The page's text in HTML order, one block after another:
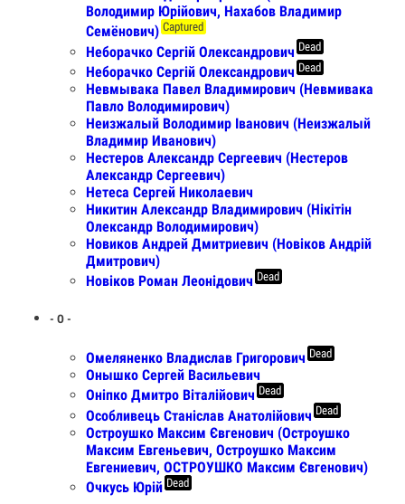
Володимир Юрійович, Нахабов Владимир
Семёнович) Captured
Неборачко Сергій Олександрович Dead
Неборачко Сергій Олександрович Dead
Невмывака Павел Владимирович (Невмивака
Павло Володимирович)
Неизжалый Володимир Іванович (Неизжалый
Владимир Иванович)
Нестеров Александр Сергеевич (Нестеров
Александр Сергеевич)
Нетеса Сергей Николаевич
Никитин Александр Владимирович (Нікітін
Олександр Володимирович)
Новиков Андрей Дмитриевич (Новіков Андрій
Дмитрович)
Новіков Роман Леонідович Dead
- О -
Омеляненко Владислав Григорович Dead
Онышко Сергей Васильевич
Оніпко Дмитро Віталійович Dead
Особливець Станіслав Анатолійович Dead
Остроушко Максим Євгенович (Остроушко
Максим Евгеньевич, Остроушко Максим
Евгениевич, ОСТРОУШКО Максим Євгенович)
Очкусь Юрій Dead